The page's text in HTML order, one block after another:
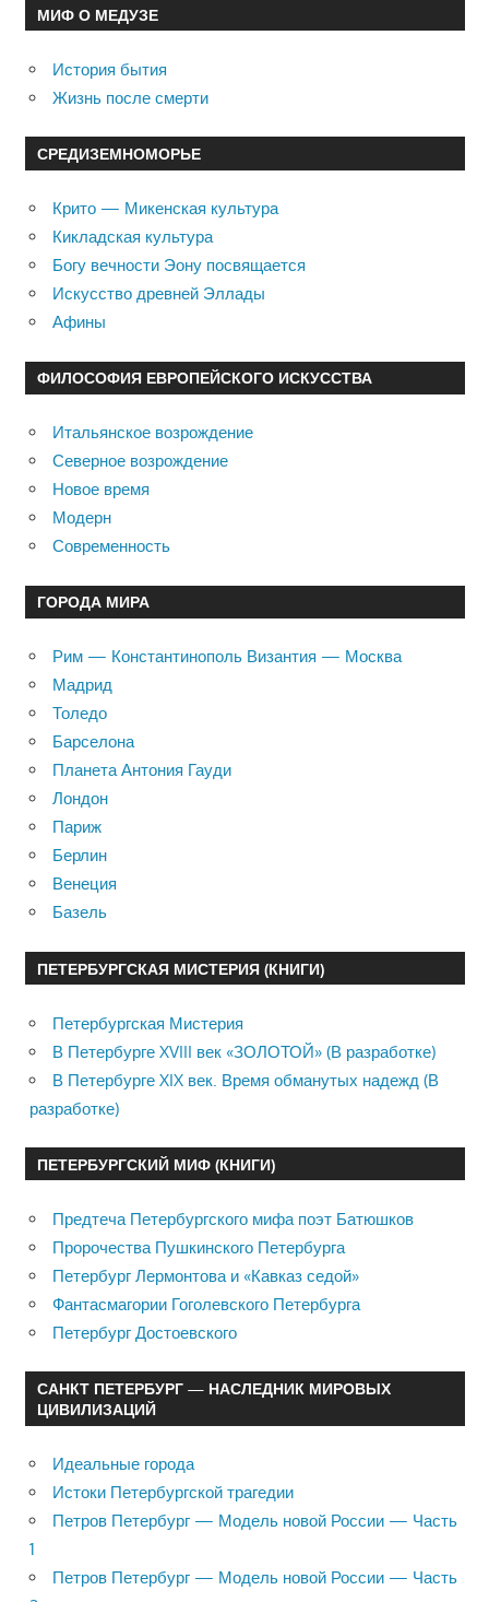
МИФ О МЕДУЗЕ
История бытия
Жизнь после смерти
СРЕДИЗЕМНОМОРЬЕ
Крито — Микенская культура
Кикладская культура
Богу вечности Эону посвящается
Искусство древней Эллады
Афины
ФИЛОСОФИЯ ЕВРОПЕЙСКОГО ИСКУССТВА
Итальянское возрождение
Северное возрождение
Новое время
Модерн
Современность
ГОРОДА МИРА
Рим — Константинополь Византия — Москва
Мадрид
Толедо
Барселона
Планета Антония Гауди
Лондон
Париж
Берлин
Венеция
Базель
ПЕТЕРБУРГСКАЯ МИСТЕРИЯ (КНИГИ)
Петербургская Мистерия
В Петербурге XVIII век «ЗОЛОТОЙ» (В разработке)
В Петербурге XIX век. Время обманутых надежд (В
разработке)
ПЕТЕРБУРГСКИЙ МИФ (КНИГИ)
Предтеча Петербургского мифа поэт Батюшков
Пророчества Пушкинского Петербурга
Петербург Лермонтова и «Кавказ седой»
Фантасмагории Гоголевского Петербурга
Петербург Достоевского
САНКТ ПЕТЕРБУРГ — НАСЛЕДНИК МИРОВЫХ
ЦИВИЛИЗАЦИЙ
Идеальные города
Истоки Петербургской трагедии
Петров Петербург — Модель новой России — Часть
1
Петров Петербург — Модель новой России — Часть